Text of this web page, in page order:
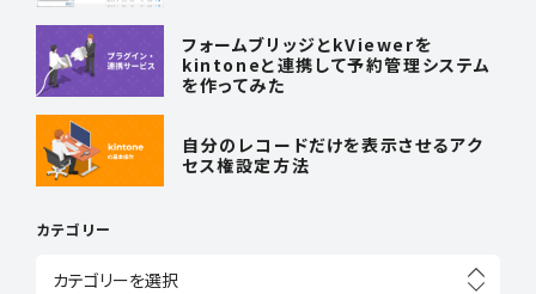
フォームブリッジとkViewerを
kintoneと連携して予約管理システム
を作ってみた
自分のレコードだけを表示させるアク
セス権設定方法
カテゴリー